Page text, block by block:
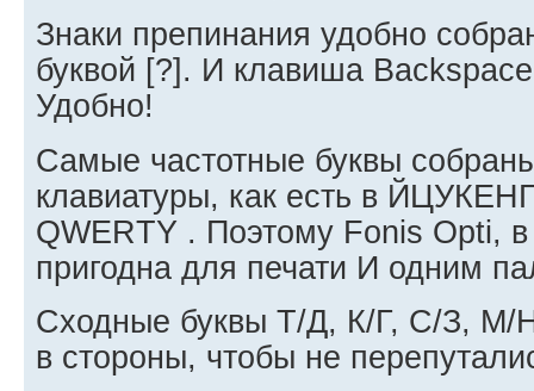
Знаки препинания удобно
буквой [?]. И клавиша
Удобно!
Самые частотные буквы
клавиатуры, как есть в
QWERTY . Поэтому Fonis Opti, в
пригодна для печати И одним
Сходные буквы Т/Д, К/Г, С/З, М/
в стороны, чтобы не